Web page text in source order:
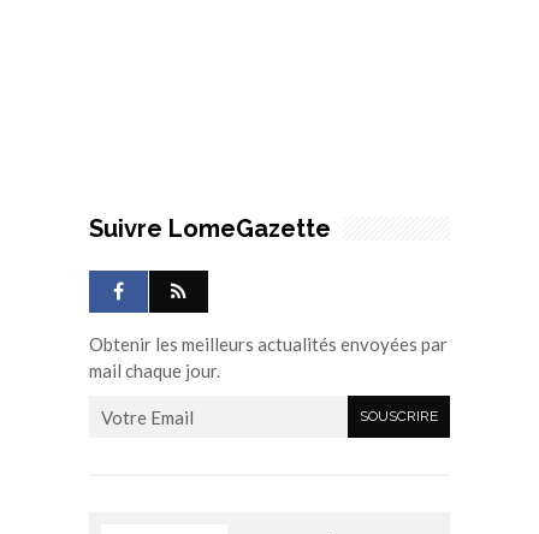
Suivre LomeGazette
Obtenir les meilleurs actualités envoyées par
mail chaque jour.